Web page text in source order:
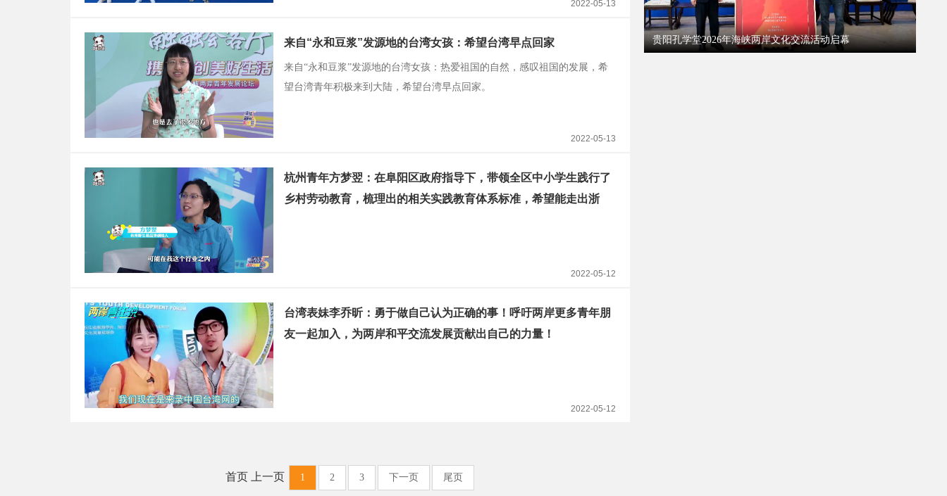
2022-05-13
来自“永和豆浆”发源地的台湾女孩：希望台湾早点回家
来自“永和豆浆”发源地的台湾女孩：热爱祖国的自然，感叹祖国的发展，希
望台湾青年积极来到大陆，希望台湾早点回家。
2022-05-13
杭州青年方梦翌：在阜阳区政府指导下，带领全区中小学生践行了
乡村劳动教育，梳理出的相关实践教育体系标准，希望能走出浙
2022-05-12
台湾表妹李乔昕：勇于做自己认为正确的事！呼吁两岸更多青年朋
友一起加入，为两岸和平交流发展贡献出自己的力量！
2022-05-12
首页 上一页 1 2 3 下一页 尾页
贵阳孔学堂2026年海峡两岸文化交流活动启幕